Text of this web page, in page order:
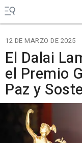
12 DE MARZO DE 2025
El Dalai
el Premio
Paz y